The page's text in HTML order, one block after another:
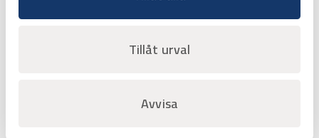
Tillåt urval
Avvisa
Hyrprodukt
Hyrprodukt